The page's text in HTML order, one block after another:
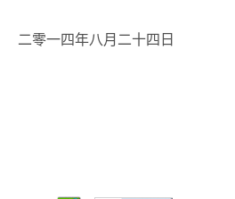
二零一四年八月二十四日